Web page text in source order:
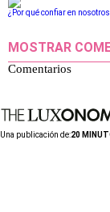
¿Por qué confiar en
MOSTRAR
Comentarios
Una publicación de:20